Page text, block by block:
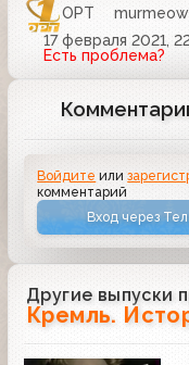
ОРТ murmeow
17 февраля 2021,
Есть проблема?
Войдите или
комментарий
Вход через
Другие выпуски
Кремль.